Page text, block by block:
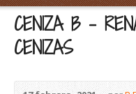
CENIZA B –
CENIZAS